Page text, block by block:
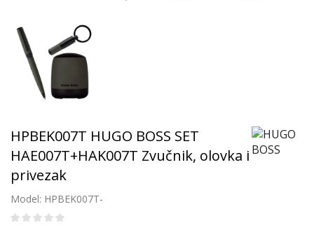
HPBEK007T HUGO BOSS SET
HAE007T+HAK007T Zvučnik, olovka i
privezak
Model: HPBEK007T-